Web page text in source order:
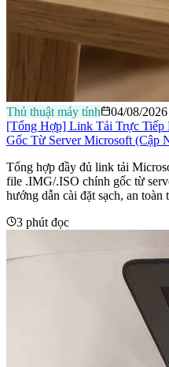
Thủ thuật máy tính
04/08/2026
[Tổng Hợp] Link Tải Trực
Gốc Từ Server Microsoft (Cập
Tổng hợp đầy đủ link tải
file .IMG/.ISO chính gốc từ
hướng dẫn cài đặt sạch, an
3 phút đọc